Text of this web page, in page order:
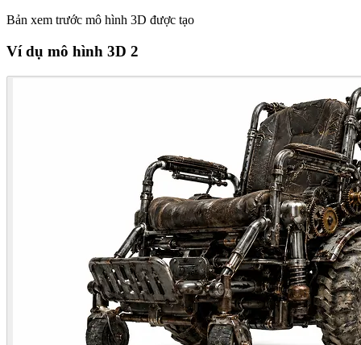
Bản xem trước mô hình 3D được tạo
Ví dụ mô hình 3D 2